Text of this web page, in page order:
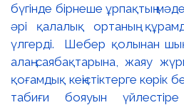
бүгінде бірнеше ұрпақтың
әрі қалалық ортаның
үлгерді. Шебер қолынан
алаң-саябақтарына, жаяу
қоғамдық кеңістіктерге көрік
табиғи бояуын